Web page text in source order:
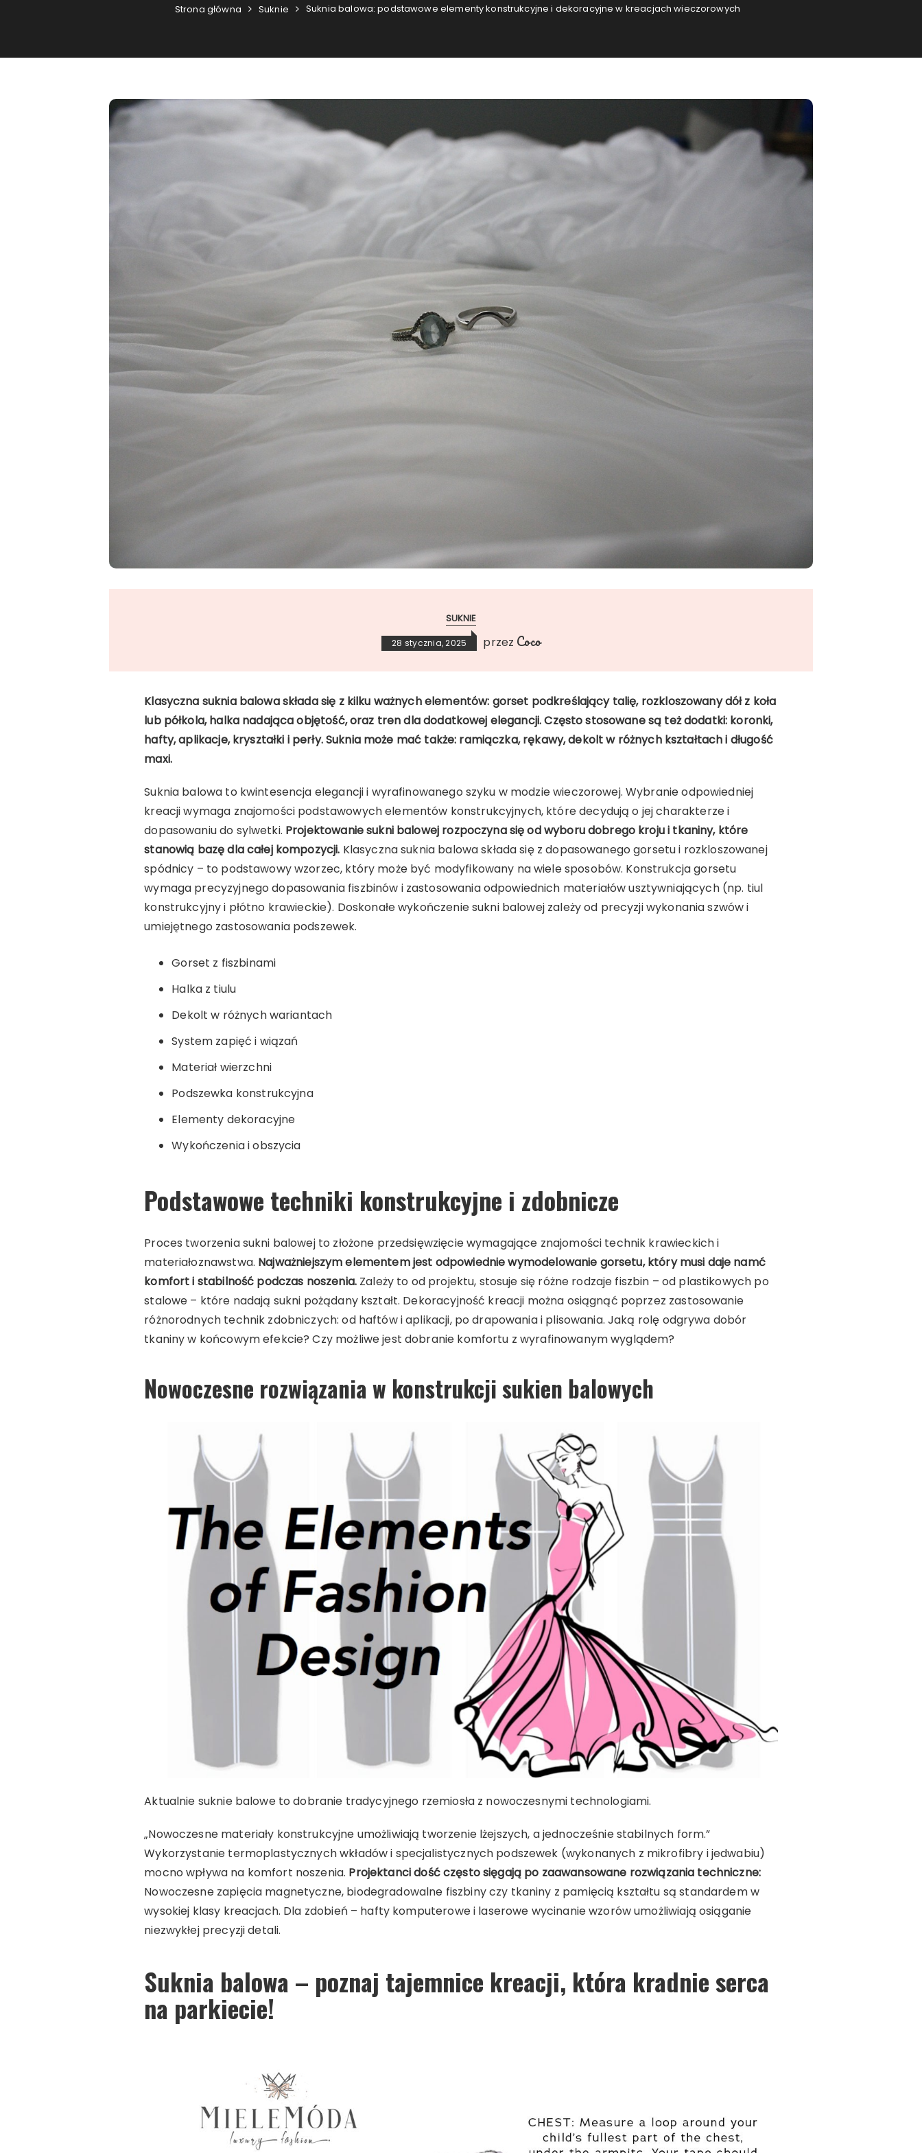
Strona główna Suknie Suknia balowa: podstawowe elementy konstrukcyjne i dekoracyjne w kreacjach wieczorowych
SUKNIE
28 stycznia, 2025 przez Coco
Klasyczna suknia balowa składa się z kilku ważnych elementów: gorset podkreślający talię, rozkloszowany dół z koła
lub półkola, halka nadająca objętość, oraz tren dla dodatkowej elegancji. Często stosowane są też dodatki: koronki,
hafty, aplikacje, kryształki i perły. Suknia może mać także: ramiączka, rękawy, dekolt w różnych kształtach i długość
maxi.
Suknia balowa to kwintesencja elegancji i wyrafinowanego szyku w modzie wieczorowej. Wybranie odpowiedniej
kreacji wymaga znajomości podstawowych elementów konstrukcyjnych, które decydują o jej charakterze i
dopasowaniu do sylwetki. Projektowanie sukni balowej rozpoczyna się od wyboru dobrego kroju i tkaniny, które
stanowią bazę dla całej kompozycji. Klasyczna suknia balowa składa się z dopasowanego gorsetu i rozkloszowanej
spódnicy – to podstawowy wzorzec, który może być modyfikowany na wiele sposobów. Konstrukcja gorsetu
wymaga precyzyjnego dopasowania fiszbinów i zastosowania odpowiednich materiałów usztywniających (np. tiul
konstrukcyjny i płótno krawieckie). Doskonałe wykończenie sukni balowej zależy od precyzji wykonania szwów i
umiejętnego zastosowania podszewek.
Gorset z fiszbinami
Halka z tiulu
Dekolt w różnych wariantach
System zapięć i wiązań
Materiał wierzchni
Podszewka konstrukcyjna
Elementy dekoracyjne
Wykończenia i obszycia
Podstawowe techniki konstrukcyjne i zdobnicze
Proces tworzenia sukni balowej to złożone przedsięwzięcie wymagające znajomości technik krawieckich i
materiałoznawstwa. Najważniejszym elementem jest odpowiednie wymodelowanie gorsetu, który musi daje namć
komfort i stabilność podczas noszenia. Zależy to od projektu, stosuje się różne rodzaje fiszbin – od plastikowych po
stalowe – które nadają sukni pożądany kształt. Dekoracyjność kreacji można osiągnąć poprzez zastosowanie
różnorodnych technik zdobniczych: od haftów i aplikacji, po drapowania i plisowania. Jaką rolę odgrywa dobór
tkaniny w końcowym efekcie? Czy możliwe jest dobranie komfortu z wyrafinowanym wyglądem?
Nowoczesne rozwiązania w konstrukcji sukien balowych
Aktualnie suknie balowe to dobranie tradycyjnego rzemiosła z nowoczesnymi technologiami.
„Nowoczesne materiały konstrukcyjne umożliwiają tworzenie lżejszych, a jednocześnie stabilnych form.”
Wykorzystanie termoplastycznych wkładów i specjalistycznych podszewek (wykonanych z mikrofibry i jedwabiu)
mocno wpływa na komfort noszenia. Projektanci dość często sięgają po zaawansowane rozwiązania techniczne:
Nowoczesne zapięcia magnetyczne, biodegradowalne fiszbiny czy tkaniny z pamięcią kształtu są standardem w
wysokiej klasy kreacjach. Dla zdobień – hafty komputerowe i laserowe wycinanie wzorów umożliwiają osiąganie
niezwykłej precyzji detali.
Suknia balowa – poznaj tajemnice kreacji, która kradnie serca
na parkiecie!